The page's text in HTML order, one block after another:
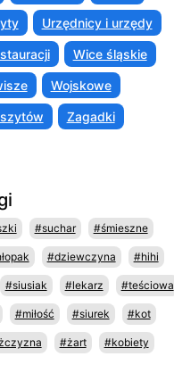
Urzędnicy i urzędy
Wice śląskie
Wojskowe
Zagadki
#suchar #śmieszne
#dziewczyna #hihi
#siusiak #lekarz #teściowa
#miłość #siurek #kot
#żart #kobiety